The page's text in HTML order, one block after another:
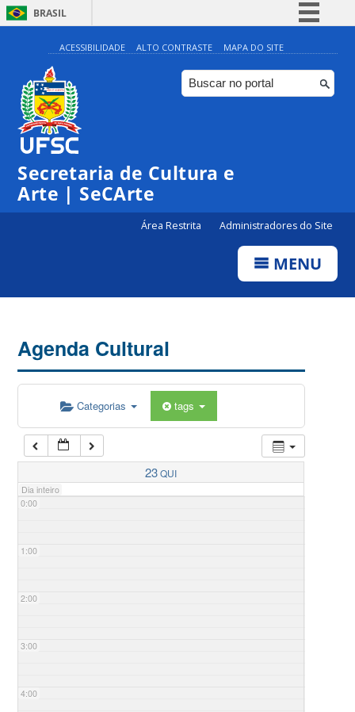
BRASIL
Simplifique!
Comunica BR
Participe
ACESSIBILIDADE ALTO CONTRASTE MAPA DO SITE
Secretaria de Cultura e
Arte | SeCArte
Área Restrita Administradores do Site
MENU
Agenda Cultural
Categorias tags
23QUI
Dia inteiro
0:00
1:00
2:00
3:00
4:00